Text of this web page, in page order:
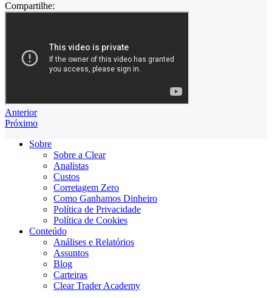
Compartilhe:
Anterior
Próximo
Sobre
Sobre a Clear
Analistas
Custos
Corretagem Zero
Como Ganhamos Dinheiro
Política de Privacidade
Política de Cookies
Conteúdo
Análises e Relatórios
Assuntos
Blog
Carteiras
Clear Trader Academy